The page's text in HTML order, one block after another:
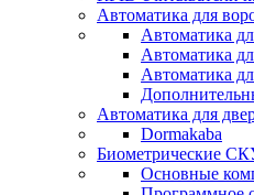
Автоматика для
Автоматика
Автоматика
Автоматика
Автоматика для
Dormakaba
Биометрические
Основные